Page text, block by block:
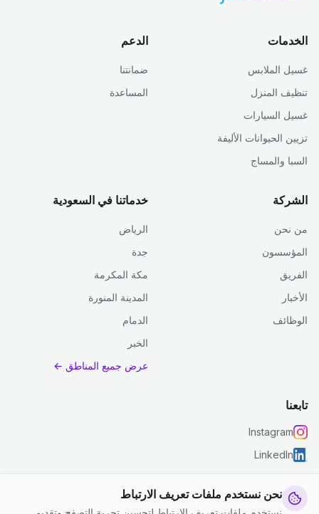
نحن نستخدم ملفات تعريف الارتباط
الخدمات
غسيل الملابس
تنظيف المنزل
غسيل السيارات
تزيين الحيوانات الأليفة
السبا والمساج
الدعم
ضمانتنا
المساعدة
الشركة
من نحن
المؤسسون
الفريق
الأخبار
الوظائف
خدماتنا في السعودية
الرياض
جدة
مكة المكرمة
المدينة المنورة
الدمام
الخبر
عرض جميع المناطق ←
تابعنا
Instagram
LinkedIn